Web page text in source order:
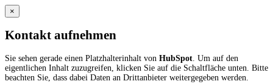
×
Kontakt aufnehmen
Sie sehen gerade einen Platzhalterinhalt von HubSpot . Um auf den
eigentlichen Inhalt zuzugreifen, klicken Sie auf die Schaltfläche unten. Bitte
beachten Sie, dass dabei Daten an Drittanbieter weitergegeben werden.